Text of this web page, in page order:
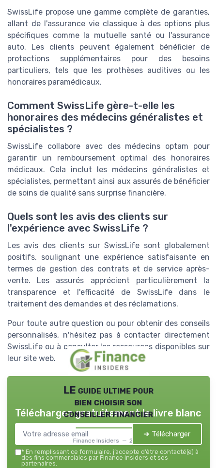
SwissLife propose une gamme complète de garanties,
allant de l'assurance vie classique à des options plus
spécifiques comme la mutuelle santé ou l'assurance
auto. Les clients peuvent également bénéficier de
protections supplémentaires pour des besoins
particuliers, tels que les prothèses auditives ou les
honoraires paramédicaux.
Comment SwissLife gère-t-elle les
honoraires des médecins généralistes et
spécialistes ?
SwissLife collabore avec des médecins optam pour
garantir un remboursement optimal des honoraires
médicaux. Cela inclut les médecins généralistes et
spécialistes, permettant ainsi aux assurés de bénéficier
de soins de qualité sans surprise financière.
Quels sont les avis des clients sur
l'expérience avec SwissLife ?
Les avis des clients sur SwissLife sont globalement
positifs, soulignant une expérience satisfaisante en
termes de gestion des contrats et de service après-
vente. Les assurés apprécient particulièrement la
transparence et l'efficacité de SwissLife dans le
traitement des demandes et des réclamations.
Pour toute autre question ou pour obtenir des conseils
personnalisés, n'hésitez pas à contacter directement
SwissLife ou à consulter les ressources disponibles sur
leur site web.
LE guide ultime pour
bien choisir son
conseiller financier
Finance Insiders — 2026
Téléchargez gratuitement le livre blanc
➔ Télécharger
* En remplissant ce formulaire, j’accepte d’être contacté(e) à
des fins commerciales par Finance Insiders et ses
partenaires.